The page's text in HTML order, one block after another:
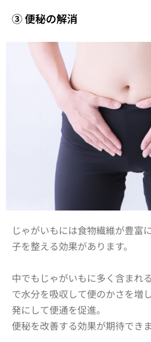
③ 便秘の解消
じゃがいもには食物繊維が豊富
子を整える効果があります。
中でもじゃがいもに多く含まれ
で水分を吸収して便のかさを増
発にして便通を促進。
便秘を改善する効果が期待できま